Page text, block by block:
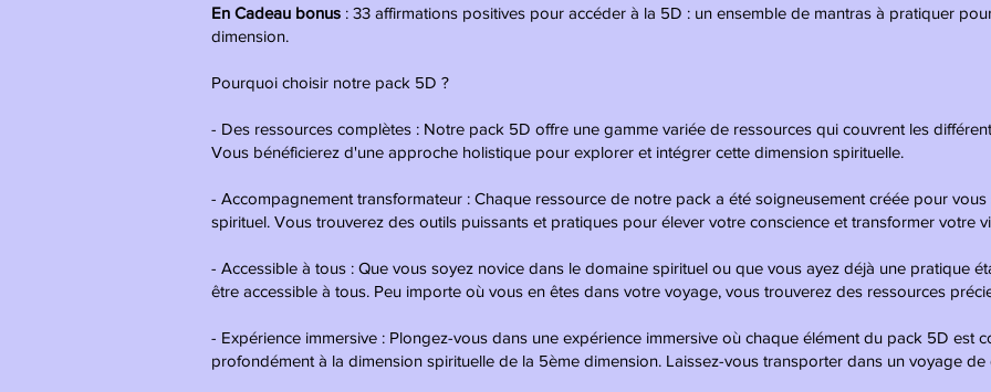
En Cadeau bonus : 33 affirmations positives pour accéder à la 5D : un ensemble de mantras à pratiquer
dimension.
Pourquoi choisir notre pack 5D ?
- Des ressources complètes : Notre pack 5D offre une gamme variée de ressources qui couvrent les
Vous bénéficierez d'une approche holistique pour explorer et intégrer cette dimension spirituelle.
- Accompagnement transformateur : Chaque ressource de notre pack a été soigneusement créée pour
spirituel. Vous trouverez des outils puissants et pratiques pour élever votre conscience et transformer votre
- Accessible à tous : Que vous soyez novice dans le domaine spirituel ou que vous ayez déjà une pratique
être accessible à tous. Peu importe où vous en êtes dans votre voyage, vous trouverez des ressources
- Expérience immersive : Plongez-vous dans une expérience immersive où chaque élément du pack 5D est
profondément à la dimension spirituelle de la 5ème dimension. Laissez-vous transporter dans un voyage